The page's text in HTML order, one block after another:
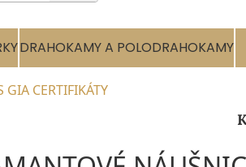
DRAHOKAMY A POLODRAHOKAMY
GIA CERTIFIKÁTY